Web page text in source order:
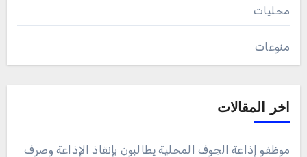
محليات
منوعات
اخر المقالات
موظفو إذاعة الجوف المحلية يطالبون بإنقاذ الإذاعة وصرف